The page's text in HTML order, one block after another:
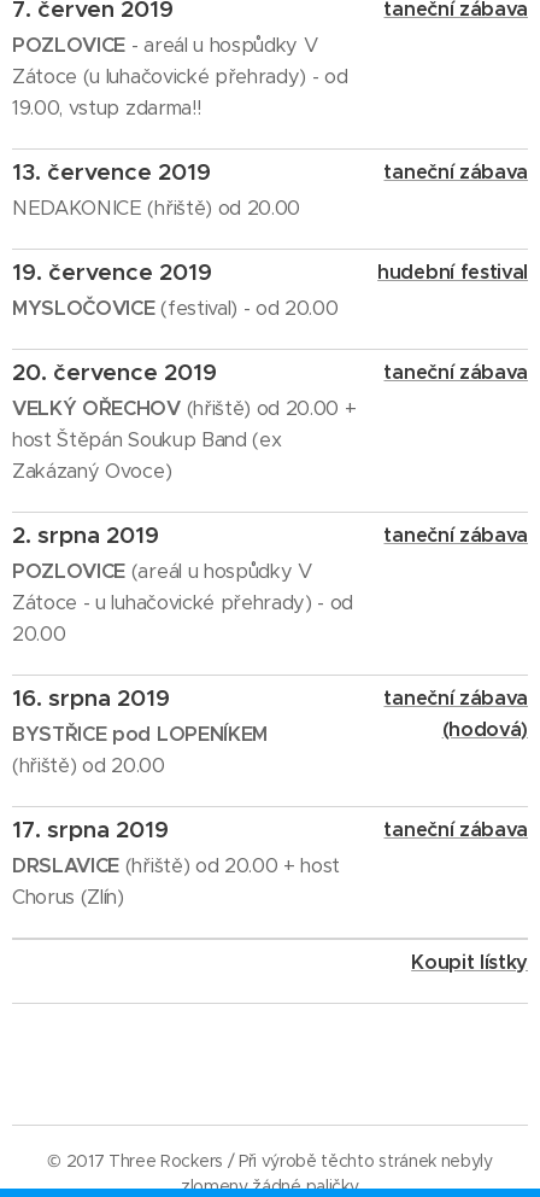
7. červen 2019
POZLOVICE - areál u hospůdky V
Zátoce (u luhačovické přehrady) - od
19.00, vstup zdarma!!
taneční zábava
13. července 2019
NEDAKONICE (hřiště) od 20.00
taneční zábava
19. července 2019
MYSLOČOVICE(festival) - od 20.00
hudební festival
20. července 2019
VELKÝ OŘECHOV(hřiště) od 20.00 +
host Štěpán Soukup Band (ex
Zakázaný Ovoce)
taneční zábava
2. srpna 2019
POZLOVICE (areál u hospůdky V
Zátoce - u luhačovické přehrady) - od
20.00
taneční zábava
16. srpna 2019
BYSTŘICE pod LOPENÍKEM
(hřiště) od 20.00
taneční zábava
(hodová)
17. srpna 2019
DRSLAVICE (hřiště) od 20.00 + host
Chorus (Zlín)
taneční zábava
Koupit lístky
© 2017 Three Rockers / Při výrobě těchto stránek nebyly
zlomeny žádné paličky.